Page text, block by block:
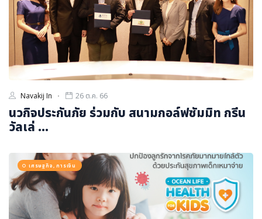
Navakij In 26 ต.ค. 66
นวกิจประกันภัย ร่วมกับ สนามกอล์ฟซัมมิท กรีน
วัลเล่ ...
เศรษฐกิจ, การเงิน